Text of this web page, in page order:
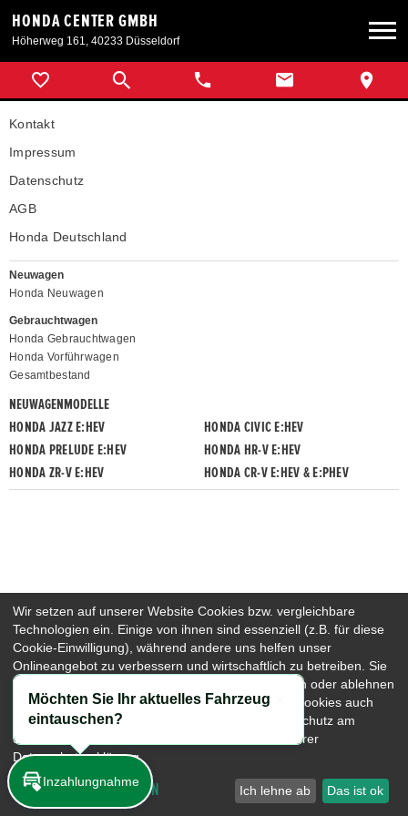
HONDA CENTER GMBH
Höherweg 161, 40233 Düsseldorf
Neuwagen
Gebrauchtwagen
Angebote
Kontakt
Impressum
Datenschutz
AGB
Honda Deutschland
Neuwagen
Honda Neuwagen
Gebrauchtwagen
Honda Gebrauchtwagen
Honda Vorführwagen
Gesamtbestand
NEUWAGENMODELLE
HONDA JAZZ E:HEV
HONDA CIVIC E:HEV
HONDA PRELUDE E:HEV
HONDA HR-V E:HEV
HONDA ZR-V E:HEV
HONDA CR-V E:HEV & E:PHEV
Wir setzen auf unserer Website Cookies bzw. vergleichbare
Technologien ein. Einige von ihnen sind essenziell (z.B. für diese
Cookie-Einwilligung), während andere uns helfen unser
Onlineangebot zu verbessern und wirtschaftlich zu betreiben. Sie
können die nicht-notwendigen Cookies akzeptieren oder ablehnen
sowie diese Einstellungen jederzeit aufrufen und Cookies auch
nachträglich jederzeit abwählen, z.B. unter Datenschutz am
Seitenende. Nähere Hinweise erhalten Sie in unserer
Datenschutzerklärung.
COOKIE-EINSTELLUNGEN Ich lehne ab Das ist ok
Inzahlungnahme
Möchten Sie Ihr aktuelles Fahrzeug
eintauschen?
Schließen